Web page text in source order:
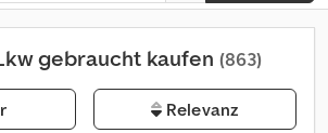
gebraucht kaufen (863)
Relevanz